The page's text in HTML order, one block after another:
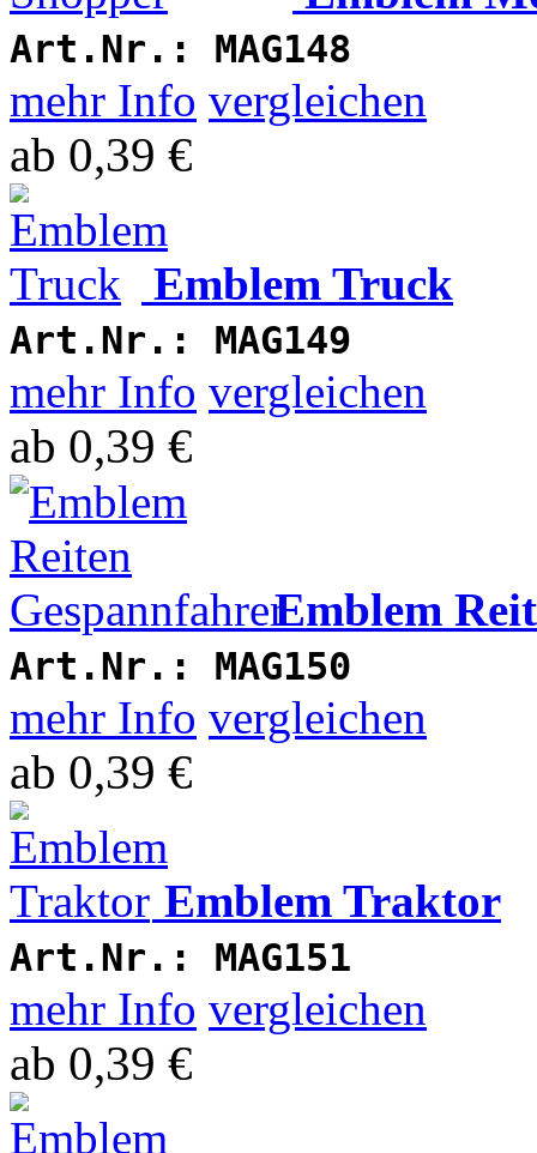
Art.Nr.: MAG148
mehr Info vergleichen
ab 0,39 €
Emblem Truck
Art.Nr.: MAG149
mehr Info vergleichen
ab 0,39 €
Emblem
Art.Nr.: MAG150
mehr Info vergleichen
ab 0,39 €
Emblem Traktor
Art.Nr.: MAG151
mehr Info vergleichen
ab 0,39 €